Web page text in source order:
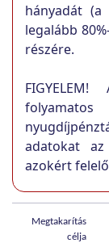
hányadát
legalább
részére.
adatokat
azokért
Megtakarítás
célja